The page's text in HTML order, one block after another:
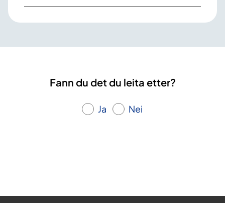
Fann du det du leita etter?
Ja Nei